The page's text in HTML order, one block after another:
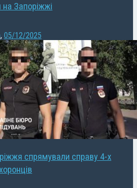
Запоріжжі
, 05/12/2025
спрямували справу 4-х